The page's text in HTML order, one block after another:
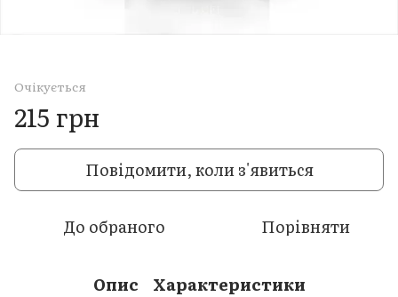
Очікується
215 грн
Повідомити, коли з'явиться
До обраного Порівняти
Опис
Характеристики